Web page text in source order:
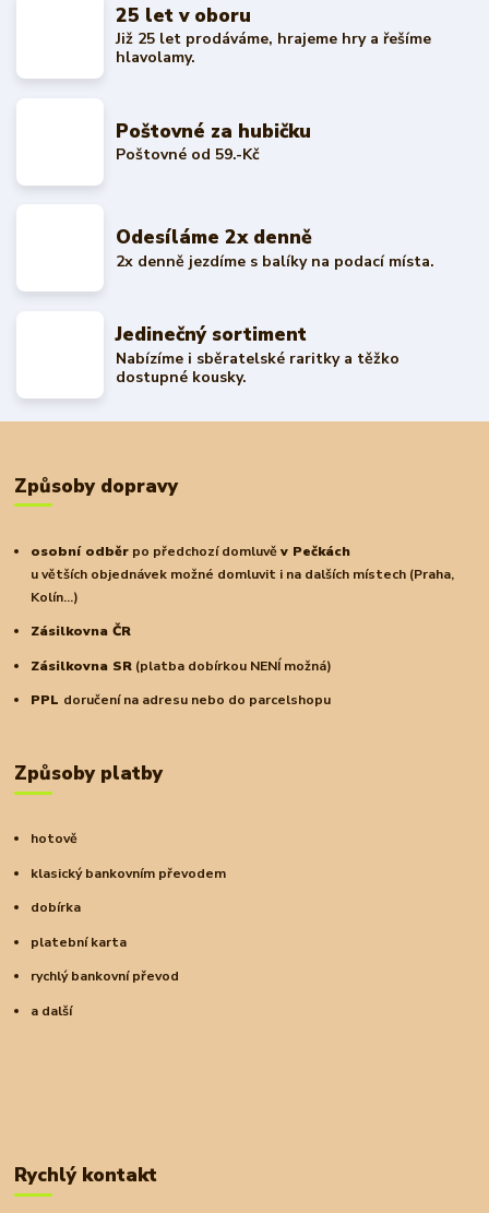
25 let v oboru
Již 25 let prodáváme, hrajeme hry a řešíme
hlavolamy.
Poštovné za hubičku
Poštovné od 59.-Kč
Odesíláme 2x denně
2x denně jezdíme s balíky na podací místa.
Jedinečný sortiment
Nabízíme i sběratelské raritky a těžko
dostupné kousky.
Způsoby dopravy
osobní odběr po předchozí domluvěv Pečkách
u větších objednávek možné domluvit i na dalších místech (Praha,
Kolín...)
Zásilkovna ČR
Zásilkovna SR (platba dobírkou NENÍ možná)
PPL doručení na adresu nebo do parcelshopu
Způsoby platby
hotově
klasický bankovním převodem
dobírka
platební karta
rychlý bankovní převod
a další
Rychlý kontakt